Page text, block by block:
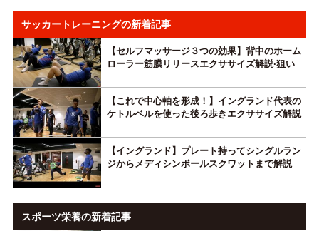
サッカートレーニングの新着記事
【セルフマッサージ３つの効果】背中のホーム
ローラー筋膜リリースエクササイズ解説·狙い
【これで中心軸を形成！】イングランド代表の
ケトルベルを使った後ろ歩きエクササイズ解説
【イングランド】プレート持ってシングルラン
ジからメディシンボールスクワットまで解説
スポーツ栄養の新着記事